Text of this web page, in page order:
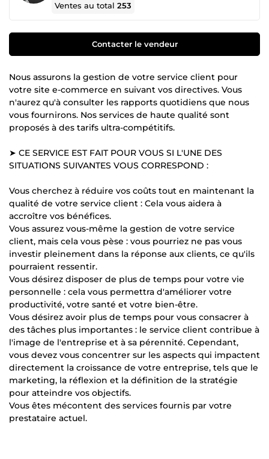
Ventes au total253
Contacter le vendeur
Nous assurons la gestion de votre service client pour
votre site e-commerce en suivant vos directives. Vous
n'aurez qu'à consulter les rapports quotidiens que nous
vous fournirons. Nos services de haute qualité sont
proposés à des tarifs ultra-compétitifs.
➤ CE SERVICE EST FAIT POUR VOUS SI L'UNE DES
SITUATIONS SUIVANTES VOUS CORRESPOND :
Vous cherchez à réduire vos coûts tout en maintenant la
qualité de votre service client : Cela vous aidera à
accroître vos bénéfices.
Vous assurez vous-même la gestion de votre service
client, mais cela vous pèse : vous pourriez ne pas vous
investir pleinement dans la réponse aux clients, ce qu'ils
pourraient ressentir.
Vous désirez disposer de plus de temps pour votre vie
personnelle : cela vous permettra d'améliorer votre
productivité, votre santé et votre bien-être.
Vous désirez avoir plus de temps pour vous consacrer à
des tâches plus importantes : le service client contribue à
l'image de l'entreprise et à sa pérennité. Cependant,
vous devez vous concentrer sur les aspects qui impactent
directement la croissance de votre entreprise, tels que le
marketing, la réflexion et la définition de la stratégie
pour atteindre vos objectifs.
Vous êtes mécontent des services fournis par votre
prestataire actuel.